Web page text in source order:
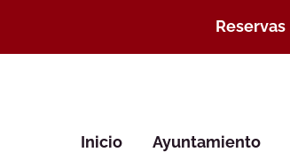
Reservas
Inicio Ayuntamiento